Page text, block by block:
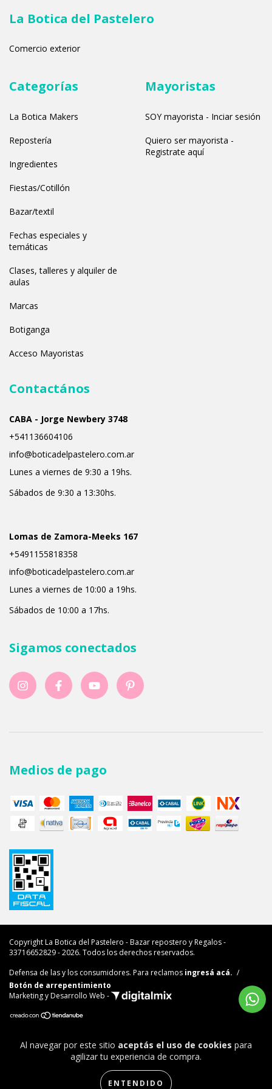
Al navegar por este sitio aceptás el uso de cookies para
agilizar tu experiencia de compra.
ENTENDIDO
La Botica del Pastelero
Comercio exterior
Categorías
La Botica Makers
Repostería
Ingredientes
Fiestas/Cotillón
Bazar/textil
Fechas especiales y
temáticas
Clases, talleres y alquiler de
aulas
Marcas
Botiganga
Acceso Mayoristas
Mayoristas
SOY mayorista - Inciar sesión
Quiero ser mayorista -
Registrate aquí
Contactános
CABA - Jorge Newbery 3748
+541136604106
info@boticadelpastelero.com.ar
Lunes a viernes de 9:30 a 19hs.
Sábados de 9:30 a 13:30hs.
Lomas de Zamora-Meeks 167
+5491155818358
info@boticadelpastelero.com.ar
Lunes a viernes de 10:00 a 19hs.
Sábados de 10:00 a 17hs.
Sigamos conectados
Medios de pago
Copyright La Botica del Pastelero - Bazar repostero y Regalos -
33716652829 - 2026. Todos los derechos reservados.
Defensa de las y los consumidores. Para reclamos ingresá acá. /
Botón de arrepentimiento
Marketing y Desarrollo Web -